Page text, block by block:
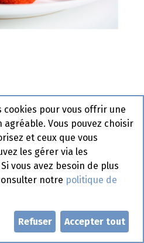
Noyez 21x 40
cookies pour vous offrir une
Vous pouvez choisir
et ceux que vous
les gérer via les
vous avez besoin de plus
notre politique de
Refuser Accepter tout